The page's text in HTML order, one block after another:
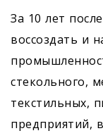
За 10 лет
воссоздать и
стекольного,
текстильных,
предприятий,